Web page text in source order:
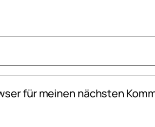
für meinen nächsten